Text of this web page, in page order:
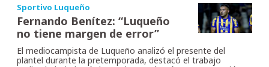
Sportivo Luqueño
Fernando Benítez: “Luqueño
no tiene margen de error”
El mediocampista de Luqueño analizó el presente del
plantel durante la pretemporada, destacó el trabajo